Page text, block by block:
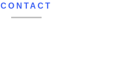
CONTACT